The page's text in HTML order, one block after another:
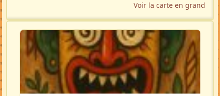
Voir la carte en grand